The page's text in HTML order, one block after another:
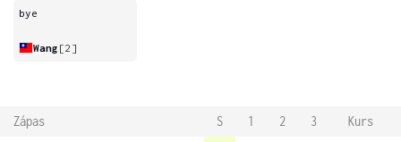
bye
Wang [2]
Zápas S 1 2 3
Kurs